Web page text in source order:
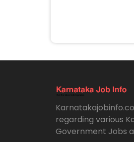
regarding various
Government Jobs